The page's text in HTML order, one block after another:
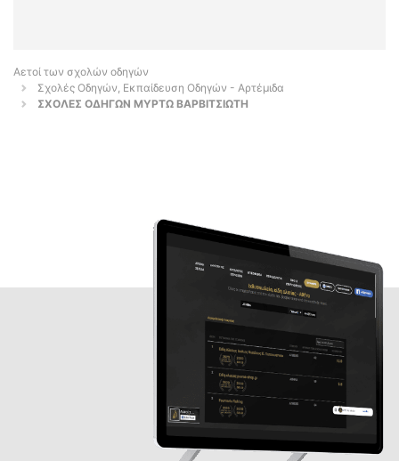
Αετοί των σχολών οδηγών
Σχολές Οδηγών, Εκπαίδευση Οδηγών - Αρτέμιδα
ΣΧΟΛΕΣ ΟΔΗΓΩΝ ΜΥΡΤΩ ΒΑΡΒΙΤΣΙΩΤΗ